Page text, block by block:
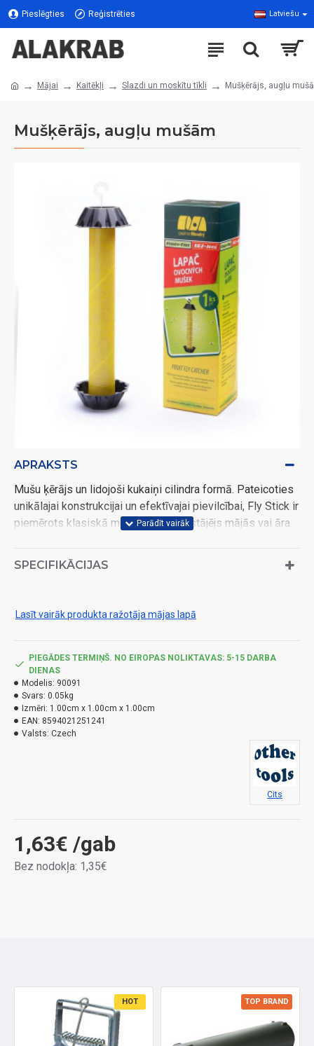
Pieslēgties Reģistrēties Latviešu
Mājai Kaitēkļi Slazdi un moskītu tīkli Mušķērājs, augļu
Mušķērājs, augļu mušām
APRAKSTS
Mušu ķērājs un lidojoši kukaiņi cilindra formā. Pateicoties
unikālajai konstrukcijai un efektīvajai pievilcībai, Fly Stick ir
piemērots klasiskā mušu slazda aizstājējs mājās vai āra
iespējama vai piemērota. Fly Stick galvenokārt ir
paredzēts augļu mušu (Drosophila), mājas mušu (Musca
SPECIFIKĀCIJAS
Lasīt vairāk produkta ražotāja mājas lapā
1,63€ /gab
Bez nodokļa: 1,35€
PIEGĀDES TERMIŅŠ. NO EIROPAS NOLIKTAVAS: 5-15 DARBA
DIENAS
Modelis: 90091
Svars: 0.05kg
Izmēri: 1.00cm x 1.00cm x 1.00cm
EAN: 8594021251241
Valsts: Czech
Cits
HOT TOP BRAND